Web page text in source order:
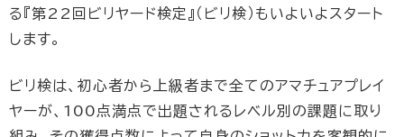
る『第22回ビリヤード検定』（ビリ検）もいよいよスタート
します。
ビリ検は、初心者から上級者まで全てのアマチュアプレイ
ヤーが、100点満点で出題されるレベル別の課題に取り